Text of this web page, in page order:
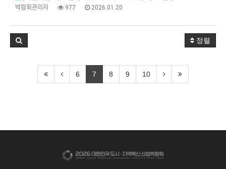
박람회관리자 977 2026.01.20
정렬
6 7 8 9 10